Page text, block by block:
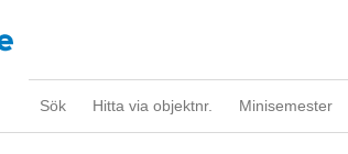
Sök Hitta via objektnr. Minisemester